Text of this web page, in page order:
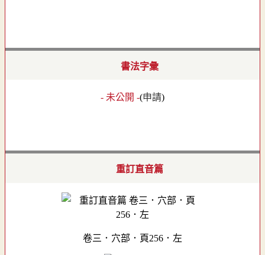
書法字彙
- 未公開 -(申請)
重訂直音篇
卷三．穴部．頁256．左